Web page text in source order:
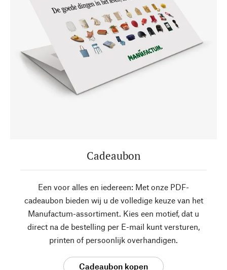
Cadeaubon
Een voor alles en iedereen: Met onze PDF-
cadeaubon bieden wij u de volledige keuze van het
Manufactum-assortiment. Kies een motief, dat u
direct na de bestelling per E-mail kunt versturen,
printen of persoonlijk overhandigen.
Cadeaubon kopen